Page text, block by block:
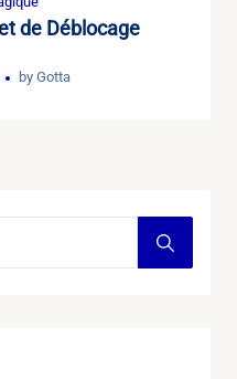
de Déblocage
by Gotta